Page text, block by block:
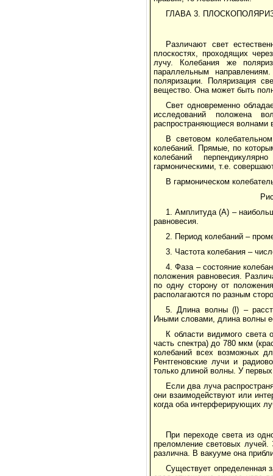
ГЛАВА 3.
Различают свет
плоскостях, проходящих
лучу. Колебания же
параллельным
поляризации. Поляризация
вещество. Она может быть
Свет одновременно
исследований положена
распространяющиеся волнами
В световом
колебаний. Прямые, по
колебаний
гармоническими, т.е.
В гармоническом
1. Амплитуда (А) –
равновесия.
2. Период колебаний –
3. Частота колебания –
4. Фаза – состояние
положения равновесия.
по одну сторону от
располагаются по разным
5. Длина волны (l) –
Иными словами, длина волны
К области видимого света
часть спектра) до 780 мкм
колебаний всех возможных
Рентгеновские лучи и
только длиной волны. У
Если два луча
они взаимодействуют или
когда оба интерферирующих
При переходе света из
преломление световых лучей.
различна. В вакууме она
Существует определенная